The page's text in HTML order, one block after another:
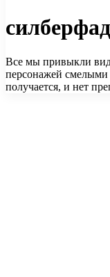
Все мы привыкли
персонажей смелыми
получается, и нет